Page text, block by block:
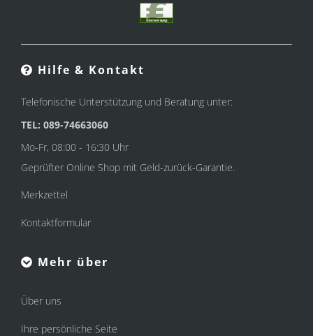
Hilfe & Kontakt
Telefonische Unterstützung und Beratung unter:
TEL: 089-74663060
Mo-Fr, 08:00 - 16:30 Uhr
Geprüfter Online Shop mit Geld-zurück-Garantie.
Merkzettel
Kontaktformular
Mehr über
Über uns
Ihre persönliche Seite